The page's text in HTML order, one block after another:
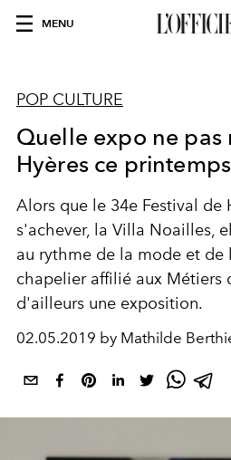
MENU
POP CULTURE
Quelle expo ne pas
Hyères ce
Alors que le 34e Festival de
s'achever, la Villa Noailles,
au rythme de la mode et
chapelier affilié aux Métiers
d'ailleurs une exposition.
02.05.2019 by Mathilde